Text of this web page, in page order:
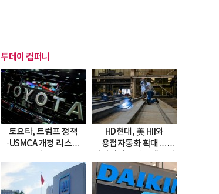
투데이 컴퍼니
토요타, 트럼프 정책
·USMCA 개정 리스크
HD현대, 美 HII와
용접자동화 확대…
도입